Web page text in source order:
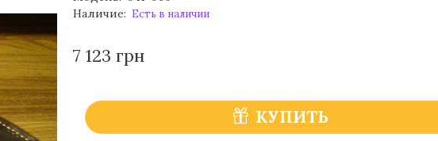
Наличие: Есть в наличии
7 123 грн
КУПИТЬ